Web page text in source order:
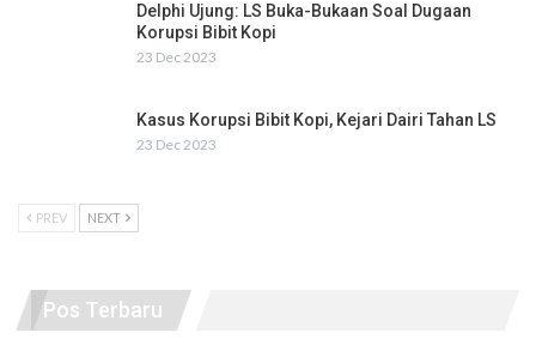
Delphi Ujung: LS Buka-Bukaan Soal Dugaan
Korupsi Bibit Kopi
23 Dec 2023
Kasus Korupsi Bibit Kopi, Kejari Dairi Tahan LS
23 Dec 2023
PREV NEXT
Pos Terbaru